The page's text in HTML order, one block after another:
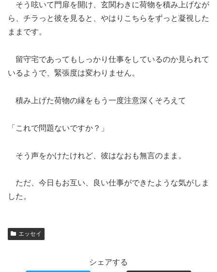
そう呟いて門扉を開け、玄関わきに荷物を積み上げなが
ら、チラっと彼を見ると、やはりこちらをずっと凝視した
ままです。
留守宅であってもしっかり仕事をしているのか見られて
いるようで、緊張度は変わりません。
積み上げた荷物の縁をもう一度注意深くそろえて
「これで問題ないですか？」
そう声をかけたけれど、彼はなおも無言のまま。
ただ、今日もお互い、良い仕事ができたような気がしま
した。
エッセイ
シェアする